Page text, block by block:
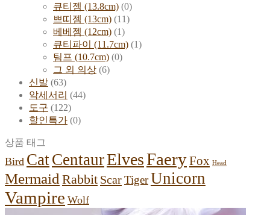
큐티젬 (13.8cm) (0)
쁘띠젬 (13cm) (11)
베베젬 (12cm) (1)
큐티파이 (11.7cm) (1)
팀프 (10.7cm) (0)
그 외 의상 (6)
신발 (63)
악세서리 (44)
도구 (122)
할인특가 (0)
상품 태그
Bird CatCentaurElvesFaeryFox Head
Mermaid Rabbit ScarTigerUnicorn
Vampire Wolf